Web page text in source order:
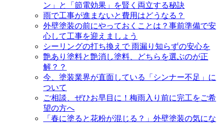
ン」と「節電効果」を賢く両立する秘訣
雨で工事が進まないと費用はどうなる？
外壁塗装の前にやっておくことは？事前準備で安
心して工事を迎えましょう
シーリングの打ち換えで 雨漏り知らずの安心を
艶あり塗料と艶消し塗料、どちらを選ぶのが正
解？？
今、塗装業界が直面している「シンナー不足」に
ついて
ご相談、ぜひお早目に！梅雨入り前に完工をご希
望の方へ
「春に塗ると花粉が混じる？」外壁塗装の気にな